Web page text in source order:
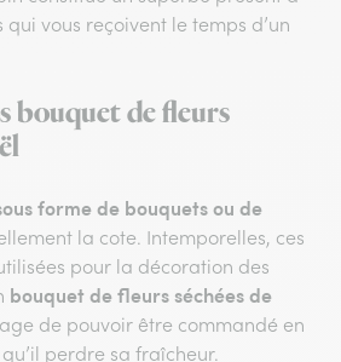
vous reçoivent le temps d’un
bouquet de fleurs
forme de bouquets ou de
la cote. Intemporelles, ces
pour la décoration des
bouquet de fleurs séchées de
de pouvoir être commandé en
perdre sa fraîcheur.